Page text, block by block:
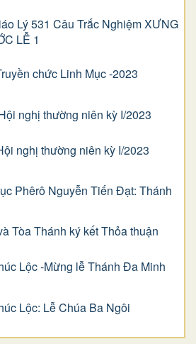
Lý 531 Câu Trắc Nghiệm XƯNG
LỄ 1
chức Linh Mục -2023
nghị thường niên kỳ I/2023
nghị thường niên kỳ I/2023
Phêrô Nguyễn Tiến Đạt: Thánh
Tòa Thánh ký kết Thỏa thuận
Lộc -Mừng lễ Thánh Đa Minh
Lộc: Lễ Chúa Ba Ngôi